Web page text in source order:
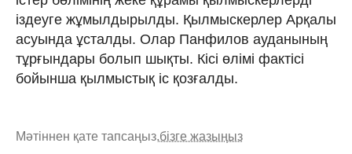
іздеуге жұмылдырылды. Қылмыскерлер Арқалы
асуында ұсталды. Олар Панфилов ауданының
тұрғындары болып шықты. Кісі өлімі фактісі
бойынша қылмыстық іс қозғалды.
Мәтіннен қате тапсаңыз,бізге жазыңыз